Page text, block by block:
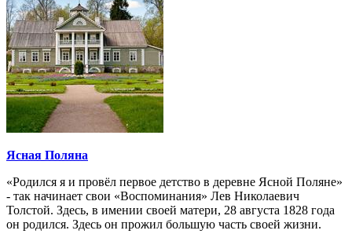
Ясная Поляна
«Родился я и провёл первое детство в деревне Ясной Поляне»
- так начинает свои «Воспоминания» Лев Николаевич
Толстой. Здесь, в имении своей матери, 28 августа 1828 года
он родился. Здесь он прожил большую часть своей жизни.